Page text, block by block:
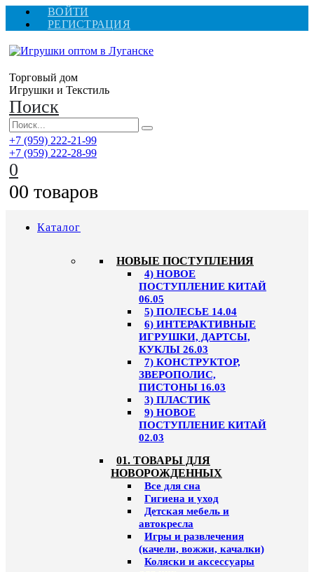
ВОЙТИ
РЕГИСТРАЦИЯ
Торговый дом
Игрушки и Текстиль
Поиск
+7 (959) 222-21-99
+7 (959) 222-28-99
0
00 товаров
Каталог
НОВЫЕ ПОСТУПЛЕНИЯ
4) НОВОЕ
ПОСТУПЛЕНИЕ КИТАЙ
06.05
5) ПОЛЕСЬЕ 14.04
6) ИНТЕРАКТИВНЫЕ
ИГРУШКИ, ДАРТСЫ,
КУКЛЫ 26.03
7) КОНСТРУКТОР,
ЗВЕРОПОЛИС,
ПИСТОНЫ 16.03
3) ПЛАСТИК
9) НОВОЕ
ПОСТУПЛЕНИЕ КИТАЙ
02.03
01. ТОВАРЫ ДЛЯ
НОВОРОЖДЕННЫХ
Все для сна
Гигиена и уход
Детская мебель и
автокресла
Игры и развлечения
(качели, вожжи, качалки)
Коляски и аксессуары